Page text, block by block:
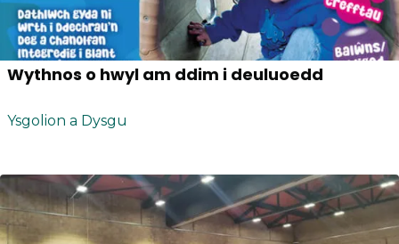
Wythnos o hwyl am ddim i deuluoedd
Ysgolion a Dysgu